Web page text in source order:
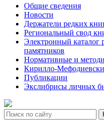
Общие сведения
Новости
Держатели редких
Региональный свод
Электронный
памятников
Нормативные и
Кирилло-
Публикации
Экслибрисы личных